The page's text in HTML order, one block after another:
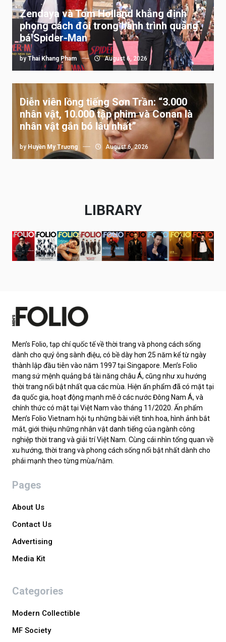
Zendaya và Tom Holland khẳng định
phong cách đôi trong hành trình quảng
bá Spider-Man
by Thai Khang Pham August 6, 2026
Diễn viên lồng tiếng Sơn Trần: “3.000
nhân vật, 10.000 tập phim và Conan là
nhân vật gắn bó lâu nhất”
by Huyền My Trương August 6, 2026
LIBRARY
Men’s Folio, tạp chí quốc tế về thời trang và phong cách sống
dành cho quý ông sành điệu, có bề dày hơn 25 năm kể từ ngày
thành lập đầu tiên vào năm 1997 tại Singapore. Men’s Folio
mang sứ mệnh quảng bá tài năng châu Á, cũng như xu hướng
thời trang nổi bật nhất qua các mùa. Hiện ấn phẩm đã có mặt tại
đa quốc gia, hoạt động mạnh mẽ ở các nước Đông Nam Á, và
chính thức có mặt tại Việt Nam vào tháng 11/2020. Ấn phẩm
Men’s Folio Vietnam hội tụ những bài viết tinh hoa, hình ảnh bắt
mắt, giới thiệu những nhân vật danh tiếng của ngành công
nghiệp thời trang và giải trí Việt Nam. Cùng cái nhìn tổng quan về
xu hướng, thời trang và phong cách sống nổi bật nhất dành cho
phái mạnh theo từng mùa/năm.
Pages
About Us
Contact Us
Advertising
Media Kit
Categories
Modern Collectible
MF Society